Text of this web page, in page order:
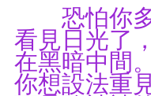
恐怕你
看見日光了
在黑暗中間
你想設法重